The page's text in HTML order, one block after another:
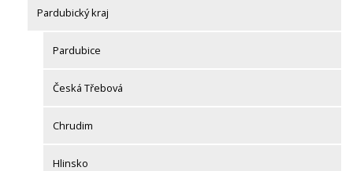
Pardubický kraj
Pardubice
Česká Třebová
Chrudim
Hlinsko